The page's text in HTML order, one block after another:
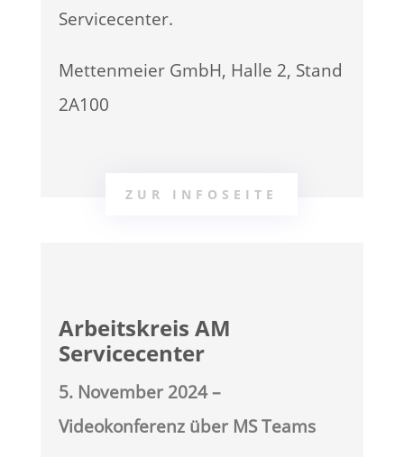
Servicecenter.
Mettenmeier GmbH, Halle 2, Stand
2A100
ZUR INFOSEITE
Arbeitskreis AM
Servicecenter
5. November 2024–
Videokonferenz über MS Teams